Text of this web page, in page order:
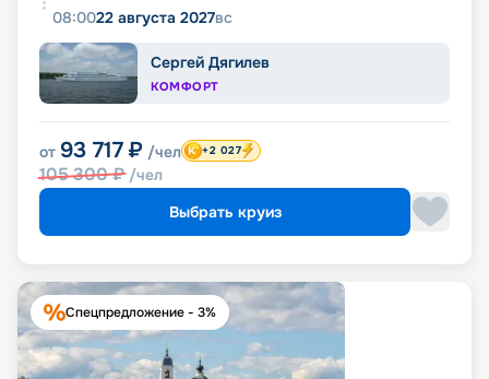
08:0022 августа 2027вс
Сергей Дягилев
КОМФОРТ
от 93 717 ₽ /чел
105 300₽ /чел
+2 027
Выбрать круиз
Спецпредложение - 3%